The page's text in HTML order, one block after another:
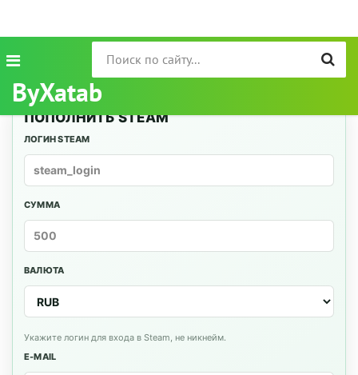
ByXatab
ПОПОЛНИТЬ STEAM
ЛОГИН STEAM
СУММА
ВАЛЮТА
Укажите логин для входа в Steam, не никнейм.
E-MAIL